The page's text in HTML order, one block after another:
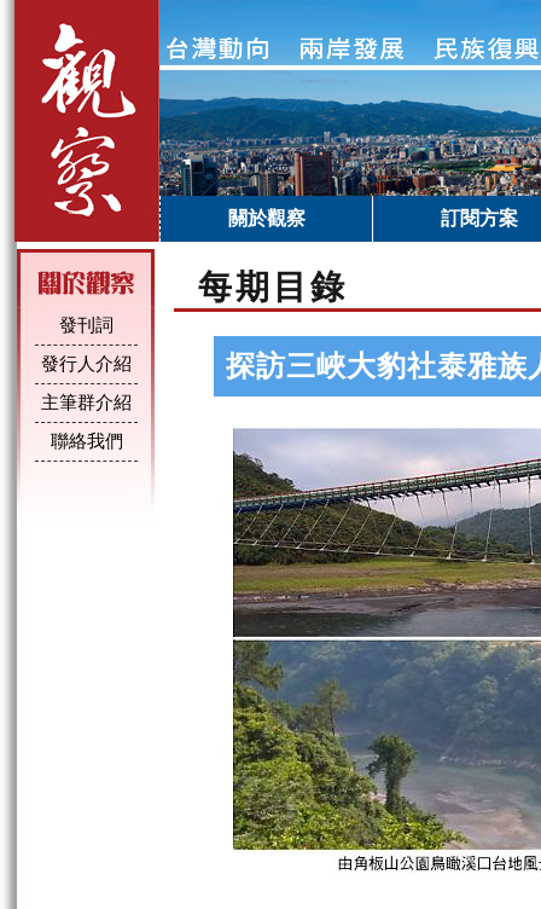
關於觀察 訂閱方案
發刊詞
發行人介紹
主筆群介紹
聯絡我們
每期目錄
探訪三峽大豹社泰雅族